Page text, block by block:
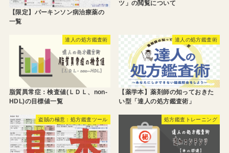
【限定】パーキンソン病治療薬の
一覧
ツ」の閲覧について
達人の処方鑑査術
脂質異常症：検査値(ＬＤＬ、non-
HDL)の目標値一覧
達人の処方鑑査術
【薬学本】薬剤師の知っておきた
い型「達人の処方鑑査術」
盗賊の極意：処方鑑査ツール 処方鑑査トレーニング